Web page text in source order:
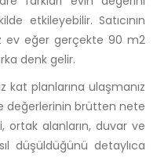
etkileyebilir. Satıcının
ev eğer gerçekte 90 m2
denk gelir.
kat planlarına ulaşmanız
değerlerinin brütten nete
ortak alanların, duvar ve
düşüldüğünü detaylıca